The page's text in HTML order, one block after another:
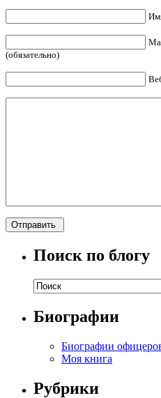
(обязательно)
Поиск по блогу
Биографии
Биографии
Моя книга
Рубрики